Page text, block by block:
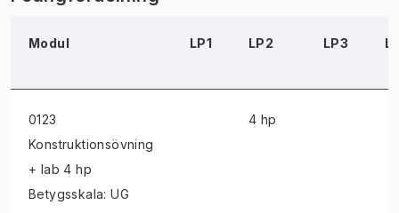
Modul LP1 LP2 LP3
0123
Konstruktionsövning
+ lab 4 hp
Betygsskala: UG
4 hp